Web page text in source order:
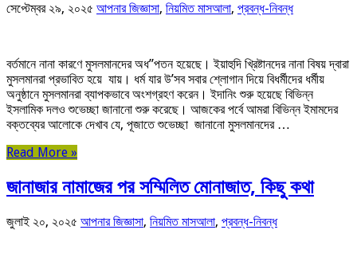
সেপ্টেম্বর ২৯, ২০২৫ আপনার জিজ্ঞাসা, নিয়মিত মাসআলা, প্রবন্ধ-নিবন্ধ
বর্তমানে নানা কারণে মুসলমানদের অধ”পতন হয়েছে। ইয়াহুদি খ্রিষ্টানদের নানা বিষয় দ্বারা
মুসলমানরা প্রভাবিত হয়ে যায়। ধর্ম যার উ’সব সবার শ্লোগান দিয়ে বিধর্মীদের ধর্মীয়
অনুষ্ঠানে মুসলমানরা ব্যাপকভাবে অংশগ্রহণ করেন। ইদানিং শুরু হয়েছে বিভিন্ন
ইসলামিক দলও শুভেচ্ছা জানানো শুরু করেছে। আজকের পর্বে আমরা বিভিন্ন ইমামদের
বক্তব্যের আলোকে দেখাব যে, পূজাতে শুভেচ্ছা জানানো মুসলমানদের …
Read More »
জানাজার নামাজের পর সম্মিলিত মোনাজাত, কিছু কথা
জুলাই ২০, ২০২৫ আপনার জিজ্ঞাসা, নিয়মিত মাসআলা, প্রবন্ধ-নিবন্ধ